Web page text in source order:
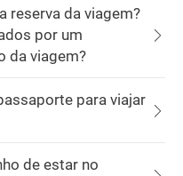
reserva da viagem?
por um
da viagem?
para viajar
de estar no